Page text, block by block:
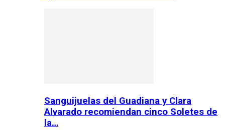
Sanguijuelas del Guadiana y Clara
Alvarado recomiendan cinco Soletes de
la…